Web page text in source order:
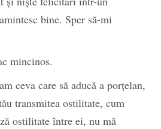
bine. Sper să-mi
mincinos.
ceva care să aducă a porțelan,
transmitea ostilitate, cum
ostilitate între ei, nu mă